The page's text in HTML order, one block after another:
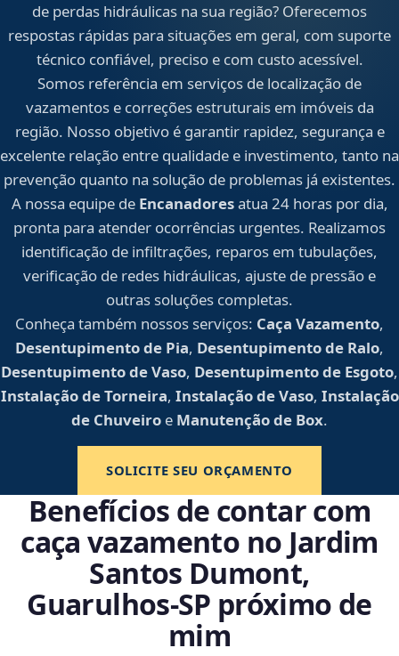
de perdas hidráulicas na sua região? Oferecemos
respostas rápidas para situações em geral, com suporte
técnico confiável, preciso e com custo acessível.
Somos referência em serviços de localização de
vazamentos e correções estruturais em imóveis da
região. Nosso objetivo é garantir rapidez, segurança e
excelente relação entre qualidade e investimento, tanto na
prevenção quanto na solução de problemas já existentes.
A nossa equipe de Encanadoresatua 24 horas por dia,
pronta para atender ocorrências urgentes. Realizamos
identificação de infiltrações, reparos em tubulações,
verificação de redes hidráulicas, ajuste de pressão e
outras soluções completas.
Conheça também nossos serviços: Caça Vazamento,
Desentupimento de Pia, Desentupimento de Ralo,
Desentupimento de Vaso, Desentupimento de Esgoto,
Instalação de Torneira, Instalação de Vaso, Instalação
de Chuveiro e Manutenção de Box.
SOLICITE SEU ORÇAMENTO
Benefícios de contar com
caça vazamento no Jardim
Santos Dumont,
Guarulhos‑SP próximo de
mim